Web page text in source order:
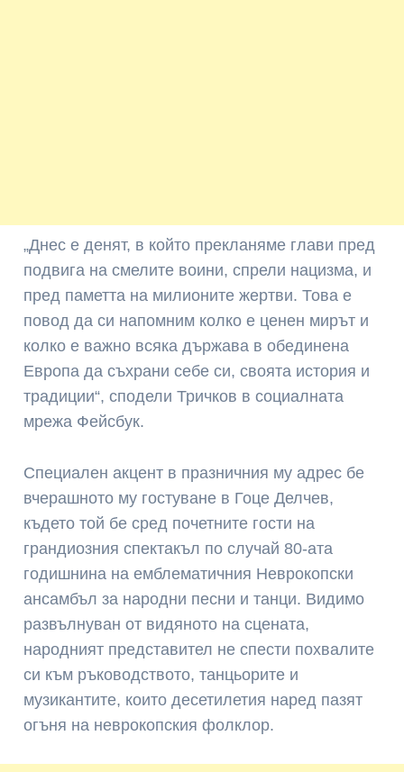
„Днес е денят, в който прекланяме глави пред
подвига на смелите воини, спрели нацизма, и
пред паметта на милионите жертви. Това е
повод да си напомним колко е ценен мирът и
колко е важно всяка държава в обединена
Европа да съхрани себе си, своята история и
традиции“, сподели Тричков в социалната
мрежа Фейсбук.
Специален акцент в празничния му адрес бе
вчерашното му гостуване в Гоце Делчев,
където той бе сред почетните гости на
грандиозния спектакъл по случай 80-ата
годишнина на емблематичния Неврокопски
ансамбъл за народни песни и танци. Видимо
развълнуван от видяното на сцената,
народният представител не спести похвалите
си към ръководството, танцьорите и
музикантите, които десетилетия наред пазят
огъня на неврокопския фолклор.